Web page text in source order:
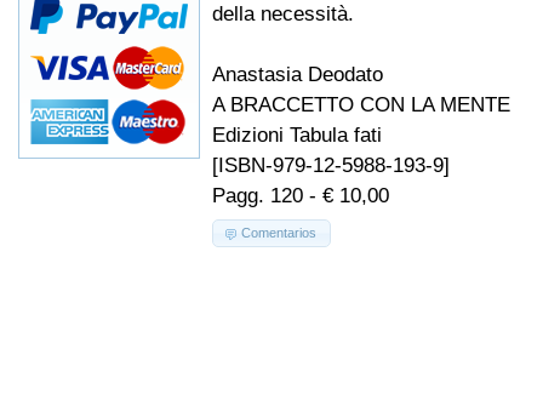
della necessità.
Anastasia Deodato
A BRACCETTO CON LA MENTE
Edizioni Tabula fati
[ISBN-979-12-5988-193-9]
Pagg. 120 - € 10,00
Comentarios